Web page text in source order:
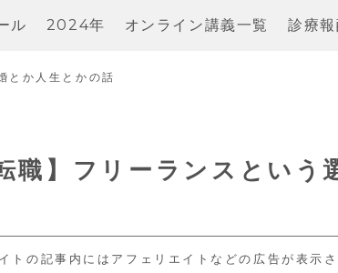
ル 2024年 オンライン講義一覧 診療
とか人生とかの話
職】フリーランスという
イトの記事内にはアフェリエイトなどの広告が表示さ